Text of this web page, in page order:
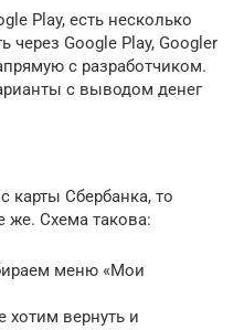
Play, есть несколько
Google Play, Googler
с разработчиком.
с выводом денег
карты Сбербанка, то
же. Схема такова:
меню «Мои
хотим вернуть и